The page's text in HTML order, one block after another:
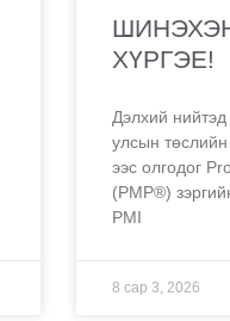
ХҮРГЭЕ!
Дэлхий
улсын
ээс олгодог
(PMP®)
PMI
8 сар 3, 2026